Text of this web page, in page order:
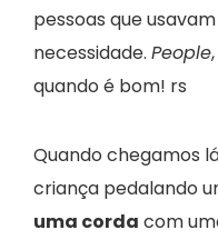
pessoas que
necessidade. People
quando é bom! rs
Quando chegamos
criança pedalando
uma corda com